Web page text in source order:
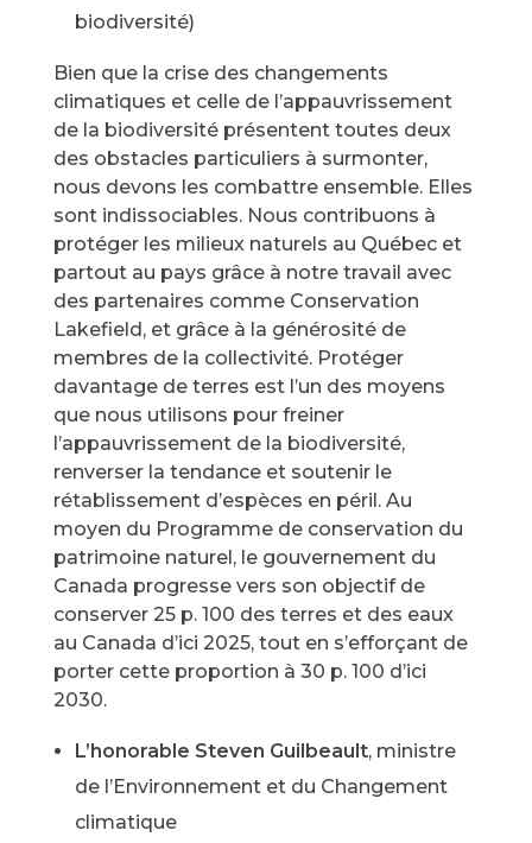
biodiversité)
Bien que la crise des changements
climatiques et celle de l’appauvrissement
de la biodiversité présentent toutes deux
des obstacles particuliers à surmonter,
nous devons les combattre ensemble. Elles
sont indissociables. Nous contribuons à
protéger les milieux naturels au Québec et
partout au pays grâce à notre travail avec
des partenaires comme Conservation
Lakefield, et grâce à la générosité de
membres de la collectivité. Protéger
davantage de terres est l’un des moyens
que nous utilisons pour freiner
l’appauvrissement de la biodiversité,
renverser la tendance et soutenir le
rétablissement d’espèces en péril. Au
moyen du Programme de conservation du
patrimoine naturel, le gouvernement du
Canada progresse vers son objectif de
conserver 25 p. 100 des terres et des eaux
au Canada d’ici 2025, tout en s’efforçant de
porter cette proportion à 30 p. 100 d’ici
2030.
L’honorable Steven Guilbeault, ministre
de l’Environnement et du Changement
climatique